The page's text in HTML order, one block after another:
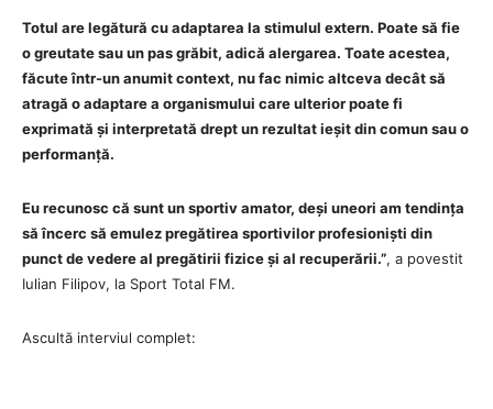
Totul are legătură cu adaptarea la stimulul extern. Poate să fie
o greutate sau un pas grăbit, adică alergarea. Toate acestea,
făcute într-un anumit context, nu fac nimic altceva decât să
atragă o adaptare a organismului care ulterior poate fi
exprimată și interpretată drept un rezultat ieșit din comun sau o
performanță.
Eu recunosc că sunt un sportiv amator, deși uneori am tendința
să încerc să emulez pregătirea sportivilor profesioniști din
punct de vedere al pregătirii fizice și al recuperării.”, a povestit
Iulian Filipov, la Sport Total FM.
Ascultă interviul complet: